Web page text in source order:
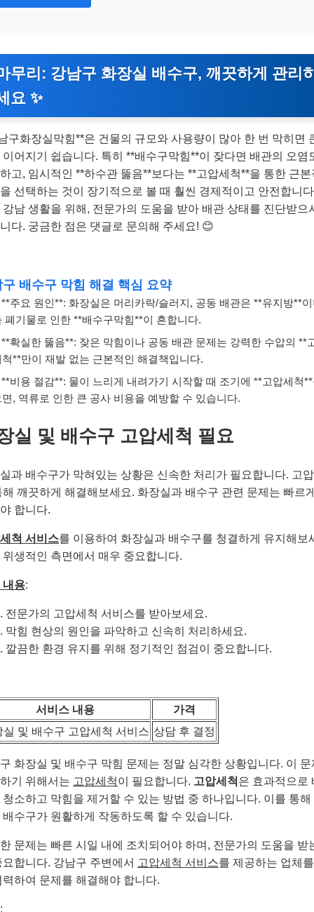
무리: 강남구 화장실 배수구, 깨끗하게 관리
요 ✨
구화장실막힘**은 건물의 규모와 사용량이 많아 한 번 막히면
이어지기 쉽습니다. 특히 **배수구막힘**이 잦다면 배관의 오염
고, 임시적인 **하수관 뚫음**보다는 **고압세척**을 통한 근본
선택하는 것이 장기적으로 볼 때 훨씬 경제적이고 안전합니
강남 생활을 위해, 전문가의 도움을 받아 배관 상태를 진단받으
다. 궁금한 점은 댓글로 문의해 주세요! 😊
구 배수구 막힘 해결 핵심 요약
주요 원인**: 화장실은 머리카락/슬러지, 공동 배관은 **유지방**
폐기물로 인한 **배수구막힘**이 흔합니다.
확실한 뚫음**: 잦은 막힘이나 공동 배관 문제는 강력한 수압의 **
척**만이 재발 없는 근본적인 해결책입니다.
비용 절감**: 물이 느리게 내려가기 시작할 때 조기에 **고압세척
면, 역류로 인한 큰 공사 비용을 예방할 수 있습니다.
실 및 배수구 고압세척 필요
과 배수구가 막혀있는 상황은 신속한 처리가 필요합니다. 고
해 깨끗하게 해결해보세요. 화장실과 배수구 관련 문제는 빠르
합니다.
척 서비스를 이용하여 화장실과 배수구를 청결하게 유지해보
위생적인 측면에서 매우 중요합니다.
내용:
전문가의 고압세척 서비스를 받아보세요.
막힘 현상의 원인을 파악하고 신속히 처리하세요.
깔끔한 환경 유지를 위해 정기적인 점검이 중요합니다.
서비스 내용
가격
실 및 배수구 고압세척 서비스 상담 후 결정
화장실 및 배수구 막힘 문제는 정말 심각한 상황입니다. 이 문
기 위해서는 고압세척이 필요합니다. 고압세척 은 효과적으로
청소하고 막힘을 제거할 수 있는 방법 중 하나입니다. 이를 통해
배수구가 원활하게 작동하도록 할 수 있습니다.
문제는 빠른 시일 내에 조치되어야 하며, 전문가의 도움을 받
요합니다. 강남구 주변에서 고압세척 서비스를 제공하는 업체
력하여 문제를 해결해야 합니다.